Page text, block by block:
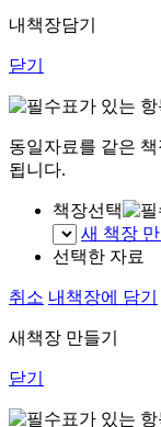
내책장담기
닫기
표가 있는
동일자료를 같은
됩니다.
책장선택
새 책장
선택한 자료
취소 내책장에 담기
새책장 만들기
닫기
표가 있는